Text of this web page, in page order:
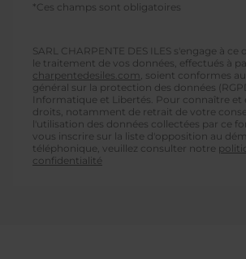
*Ces champs sont obligatoires
SARL CHARPENTE DES ILES s'engage à ce
le traitement de vos données, effectués à
charpentedesiles.com , soient conformes
général sur la protection des données
Informatique et Libertés. Pour connaître et
droits, notamment de retrait de votre
l'utilisation des données collectées par ce
vous inscrire sur la liste d'opposition au
téléphonique, veuillez consulter notre
confidentialité